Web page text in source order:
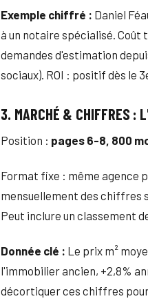
Exemple chiffré : Daniel
à un notaire spécialisé. Coût
demandes d'estimation
sociaux). ROI : positif dès le
3. MARCHÉ & CHIFFRES :
Position : pages 6-8, 800
Format fixe : même agence
mensuellement des chiffres
Peut inclure un classement
Donnée clé : Le prix m²
l'immobilier ancien, +2,8%
décortiquer ces chiffres